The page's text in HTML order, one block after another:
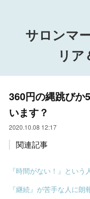
サロンマ
リ
360円の縄跳びか
います？
2020.10.08 12:17
関連記事
『時間がない！』とい